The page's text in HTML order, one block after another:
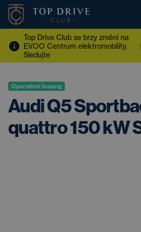
Top Drive Club se brzy změní na
EVOO Centrum elektromobility.
Sledujte
Operativní leasing
Audi Q5
quattro 150 kW